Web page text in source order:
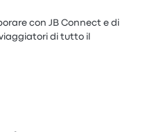
con JB Connect e di
di tutto il